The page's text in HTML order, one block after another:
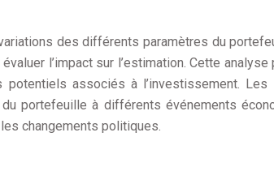
des différents paramètres du
l’impact sur l’estimation. Cette
associés à l’investissement. Les
portefeuille à différents événements
changements politiques.